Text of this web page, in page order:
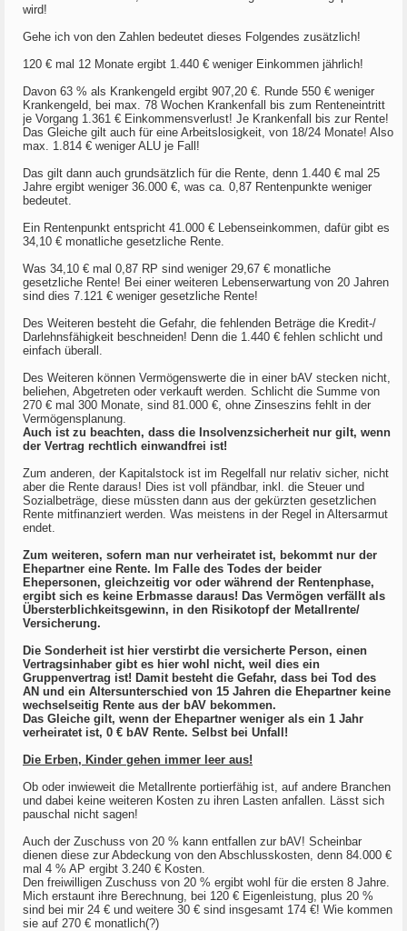
wird!
Gehe ich von den Zahlen bedeutet dieses Folgendes zusätzlich!
120 € mal 12 Monate ergibt 1.440 € weniger Einkommen jährlich!
Davon 63 % als Krankengeld ergibt 907,20 €. Runde 550 € weniger
Krankengeld, bei max. 78 Wochen Krankenfall bis zum Renteneintritt
je Vorgang 1.361 € Einkommensverlust! Je Krankenfall bis zur Rente!
Das Gleiche gilt auch für eine Arbeitslosigkeit, von 18/24 Monate! Also
max. 1.814 € weniger ALU je Fall!
Das gilt dann auch grundsätzlich für die Rente, denn 1.440 € mal 25
Jahre ergibt weniger 36.000 €, was ca. 0,87 Rentenpunkte weniger
bedeutet.
Ein Rentenpunkt entspricht 41.000 € Lebenseinkommen, dafür gibt es
34,10 € monatliche gesetzliche Rente.
Was 34,10 € mal 0,87 RP sind weniger 29,67 € monatliche
gesetzliche Rente! Bei einer weiteren Lebenserwartung von 20 Jahren
sind dies 7.121 € weniger gesetzliche Rente!
Des Weiteren besteht die Gefahr, die fehlenden Beträge die Kredit-/
Darlehnsfähigkeit beschneiden! Denn die 1.440 € fehlen schlicht und
einfach überall.
Des Weiteren können Vermögenswerte die in einer bAV stecken nicht,
beliehen, Abgetreten oder verkauft werden. Schlicht die Summe von
270 € mal 300 Monate, sind 81.000 €, ohne Zinseszins fehlt in der
Vermögensplanung.
Auch ist zu beachten, dass die Insolvenzsicherheit nur gilt, wenn
der Vertrag rechtlich einwandfrei ist!
Zum anderen, der Kapitalstock ist im Regelfall nur relativ sicher, nicht
aber die Rente daraus! Dies ist voll pfändbar, inkl. die Steuer und
Sozialbeträge, diese müssten dann aus der gekürzten gesetzlichen
Rente mitfinanziert werden. Was meistens in der Regel in Altersarmut
endet.
Zum weiteren, sofern man nur verheiratet ist, bekommt nur der
Ehepartner eine Rente. Im Falle des Todes der beider
Ehepersonen, gleichzeitig vor oder während der Rentenphase,
ergibt sich es keine Erbmasse daraus! Das Vermögen verfällt als
Übersterblichkeitsgewinn, in den Risikotopf der Metallrente/
Versicherung.
Die Sonderheit ist hier verstirbt die versicherte Person, einen
Vertragsinhaber gibt es hier wohl nicht, weil dies ein
Gruppenvertrag ist! Damit besteht die Gefahr, dass bei Tod des
AN und ein Altersunterschied von 15 Jahren die Ehepartner keine
wechselseitig Rente aus der bAV bekommen.
Das Gleiche gilt, wenn der Ehepartner weniger als ein 1 Jahr
verheiratet ist, 0 € bAV Rente. Selbst bei Unfall!
Die Erben, Kinder gehen immer leer aus!
Ob oder inwieweit die Metallrente portierfähig ist, auf andere Branchen
und dabei keine weiteren Kosten zu ihren Lasten anfallen. Lässt sich
pauschal nicht sagen!
Auch der Zuschuss von 20 % kann entfallen zur bAV! Scheinbar
dienen diese zur Abdeckung von den Abschlusskosten, denn 84.000 €
mal 4 % AP ergibt 3.240 € Kosten.
Den freiwilligen Zuschuss von 20 % ergibt wohl für die ersten 8 Jahre.
Mich erstaunt ihre Berechnung, bei 120 € Eigenleistung, plus 20 %
sind bei mir 24 € und weitere 30 € sind insgesamt 174 €! Wie kommen
sie auf 270 € monatlich(?)